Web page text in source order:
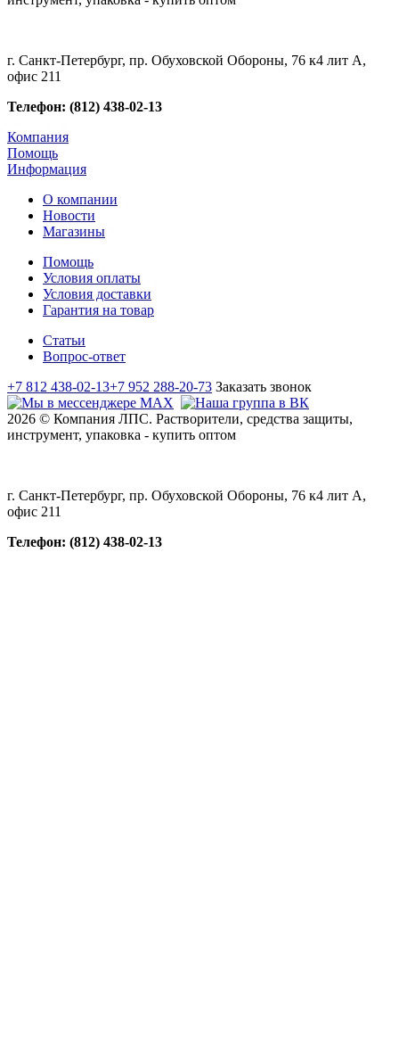
г. Санкт-Петербург, пр. Обуховской Обороны, 76 к4 лит А,
офис 211
Телефон: (812) 438-02-13
Компания
Помощь
Информация
О компании
Новости
Магазины
Помощь
Условия оплаты
Условия доставки
Гарантия на товар
Статьи
Вопрос-ответ
+7 812 438-02-13+7 952 288-20-73 Заказать звонок
2026 © Компания ЛПС. Растворители, средства защиты,
инструмент, упаковка - купить оптом
г. Санкт-Петербург, пр. Обуховской Обороны, 76 к4 лит А,
офис 211
Телефон: (812) 438-02-13